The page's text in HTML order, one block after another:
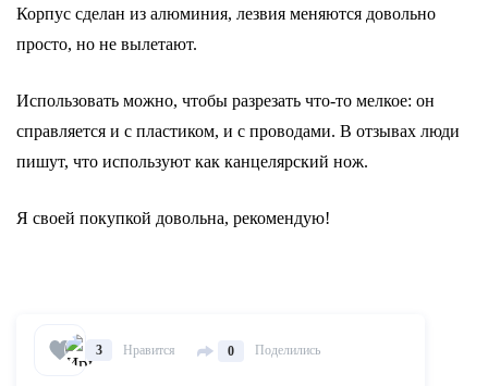
Корпус сделан из алюминия, лезвия меняются довольно
просто, но не вылетают.
Использовать можно, чтобы разрезать что-то мелкое: он
справляется и с пластиком, и с проводами. В отзывах люди
пишут, что используют как канцелярский нож.
Я своей покупкой довольна, рекомендую!
3 Нравится 0 Поделились